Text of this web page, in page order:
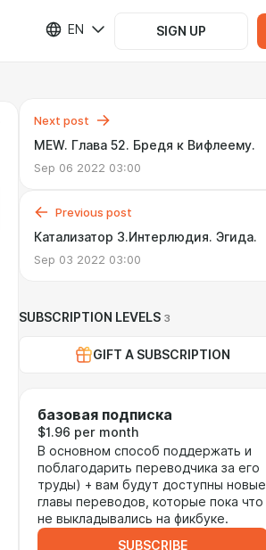
EN SIGN UP
Next post
MEW. Глава 52. Бредя к Вифлеему.
Sep 06 2022 03:00
Previous post
Катализатор 3.Интерлюдия. Эгида.
Sep 03 2022 03:00
SUBSCRIPTION LEVELS 3
GIFT A SUBSCRIPTION
базовая подписка
$1.96 per month
В основном способ поддержать и
поблагодарить переводчика за его
труды) + вам будут доступны новые
главы переводов, которые пока что
не выкладывались на фикбуке.
SUBSCRIBE